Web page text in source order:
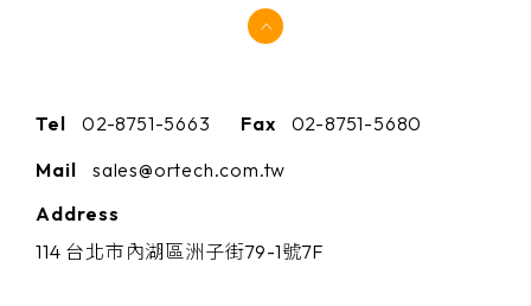
Tel 02-8751-5663 Fax
02-8751-5680
Mail
sales@ortech.com.tw
Address
114 台北市內湖區洲子街79-1號7F